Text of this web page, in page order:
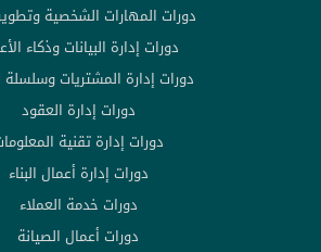
دورات المهارات الشخصية
دورات إدارة البيانات وذكاء
دورات إدارة المشتريات وسلسلة
دورات إدارة العقود
دورات إدارة تقنية
دورات إدارة أعمال البناء
دورات خدمة العملاء
دورات أعمال الصيانة